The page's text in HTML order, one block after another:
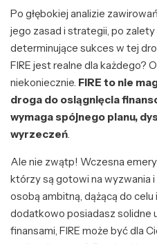
Po głębokiej analizie
jego zasad i strategii, po zalety
determinujące sukces w tej
FIRE jest realne dla każdego?
niekoniecznie. FIRE to nie
droga do osiągnięcia
wymaga spójnego planu,
wyrzeczeń.
Ale nie zwątp! Wczesna
którzy są gotowi na wyzwania
osobą ambitną, dążącą do celu
dodatkowo posiadasz solidne
finansami, FIRE może być dla